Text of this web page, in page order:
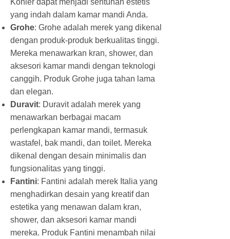
Kohler dapat menjadi sentuhan estetis
yang indah dalam kamar mandi Anda.
Grohe: Grohe adalah merek yang dikenal
dengan produk-produk berkualitas tinggi.
Mereka menawarkan kran, shower, dan
aksesori kamar mandi dengan teknologi
canggih. Produk Grohe juga tahan lama
dan elegan.
Duravit: Duravit adalah merek yang
menawarkan berbagai macam
perlengkapan kamar mandi, termasuk
wastafel, bak mandi, dan toilet. Mereka
dikenal dengan desain minimalis dan
fungsionalitas yang tinggi.
Fantini: Fantini adalah merek Italia yang
menghadirkan desain yang kreatif dan
estetika yang menawan dalam kran,
shower, dan aksesori kamar mandi
mereka. Produk Fantini menambah nilai